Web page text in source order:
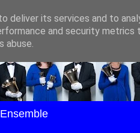
deliver its services and to
and security
abuse.